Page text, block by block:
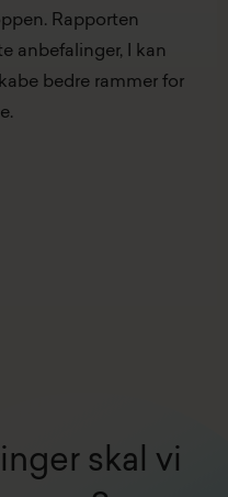
Rapporten
anbefalinger, I kan
bedre rammer for
skal vi